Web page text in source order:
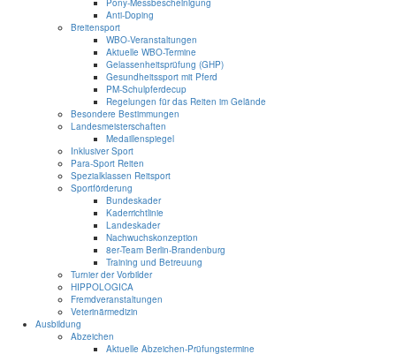
Pony-Messbescheinigung
Anti-Doping
Breitensport
WBO-Veranstaltungen
Aktuelle WBO-Termine
Gelassenheitsprüfung (GHP)
Gesundheitssport mit Pferd
PM-Schulpferdecup
Regelungen für das Reiten im Gelände
Besondere Bestimmungen
Landesmeisterschaften
Medaillenspiegel
Inklusiver Sport
Para-Sport Reiten
Spezialklassen Reitsport
Sportförderung
Bundeskader
Kaderrichtlinie
Landeskader
Nachwuchskonzeption
8er-Team Berlin-Brandenburg
Training und Betreuung
Turnier der Vorbilder
HIPPOLOGICA
Fremdveranstaltungen
Veterinärmedizin
Ausbildung
Abzeichen
Aktuelle Abzeichen-Prüfungstermine